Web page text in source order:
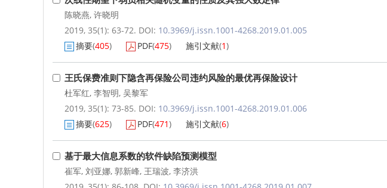
陈晓燕, 许晓明
2019, 35(1): 63-72. DOI: 10.3969/j.issn.1001-4268.2019.01.005
摘要(405) PDF(475) 施引文献(1)
王氏保费准则下隐含再保险公司违约风险的最优再保险设计
杜军红, 李智明, 吴黎军
2019, 35(1): 73-85. DOI: 10.3969/j.issn.1001-4268.2019.01.006
摘要(625) PDF(471) 施引文献(6)
基于最大信息系数的软件缺陷预测模型
崔军, 刘亚娜, 郭新峰, 王瑞波, 李济洪